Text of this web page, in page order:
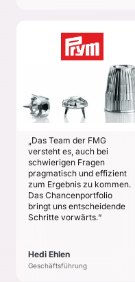
„Das Team der FMG
versteht es, auch bei
schwierigen Fragen
pragmatisch und effizient
zum Ergebnis zu kommen.
Das Chancenportfolio
bringt uns entscheidende
Schritte vorwärts.“
Hedi Ehlen
Geschäftsführung
PRYM CONSUMER
EUROPE GMBH
Hedi Ehlen
ZIELE
Entwicklung von
Zukunftschancen zur
bestehender
Geschäftsfelder
Erarbeitung einer
Strategie zur
Entwicklung eines
neuen Geschäftsfelds